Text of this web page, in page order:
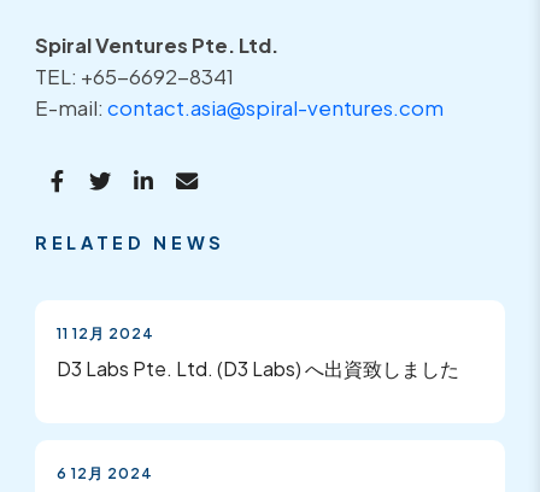
Spiral Ventures Pte. Ltd.
TEL: +65-6692-8341
E-mail:contact.asia@spiral-ventures.com
RELATED NEWS
11 12月 2024
D3 Labs Pte. Ltd. (D3 Labs) へ出資致しました
6 12月 2024